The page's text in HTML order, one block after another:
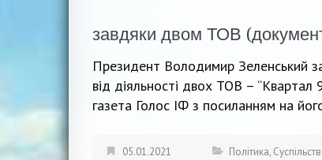
завдяки двом ТОВ
Президент Володимир Зеленський
від діяльності двох ТОВ –
газета Голос ІФ з посиланням на
05.01.2021 Політика,